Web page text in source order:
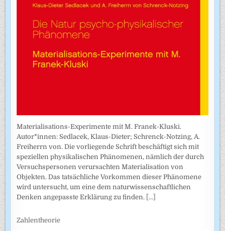
Materialisations-Experimente mit M. Franek-Kluski.
Autor*innen: Sedlacek, Klaus-Dieter; Schrenck-Notzing, A.
Freiherrn von. Die vorliegende Schrift beschäftigt sich mit
speziellen physikalischen Phänomenen, nämlich der durch
Versuchspersonen verursachten Materialisation von
Objekten. Das tatsächliche Vorkommen dieser Phänomene
wird untersucht, um eine dem naturwissenschaftlichen
Denken angepasste Erklärung zu finden. [...]
Zahlentheorie